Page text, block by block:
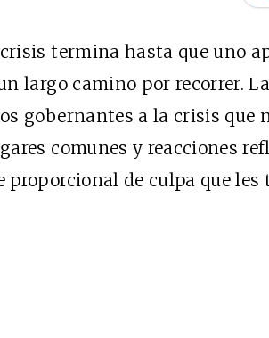
termina hasta que uno
largo camino por recorrer.
gobernantes a la crisis que
comunes y reacciones
proporcional de culpa que les